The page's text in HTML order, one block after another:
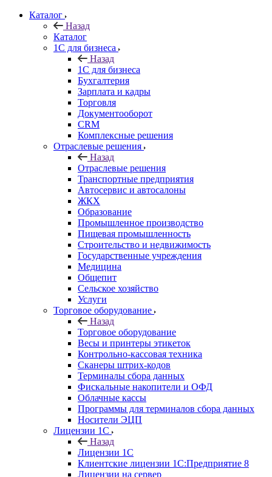
Каталог
Назад
Каталог
1С для бизнеса
Назад
1С для бизнеса
Бухгалтерия
Зарплата и кадры
Торговля
Документооборот
CRM
Комплексные решения
Отраслевые решения
Назад
Отраслевые решения
Транспортные предприятия
Автосервис и автосалоны
ЖКХ
Образование
Промышленное производство
Пищевая промышленность
Строительство и недвижимость
Государственные учреждения
Медицина
Общепит
Сельское хозяйство
Услуги
Торговое оборудование
Назад
Торговое оборудование
Весы и принтеры этикеток
Контрольно-кассовая техника
Сканеры штрих-кодов
Терминалы сбора данных
Фискальные накопители и ОФД
Облачные кассы
Программы для терминалов сбора данных
Носители ЭЦП
Лицензии 1С
Назад
Лицензии 1С
Клиентские лицензии 1С:Предприятие 8
Лицензии на сервер